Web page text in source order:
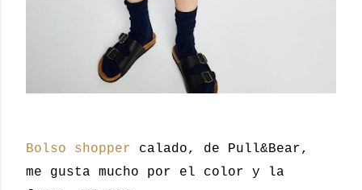
Bolso shopper calado, de Pull&Bear,
me gusta mucho por el color y la